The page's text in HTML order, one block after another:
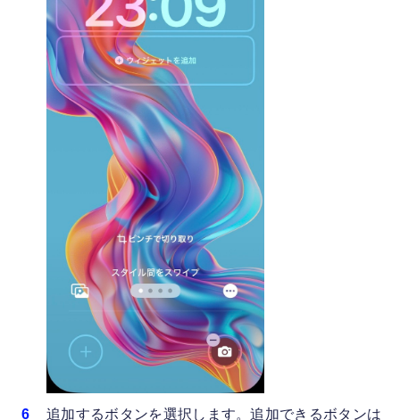
追加するボタンを選択します。追加できるボタンは